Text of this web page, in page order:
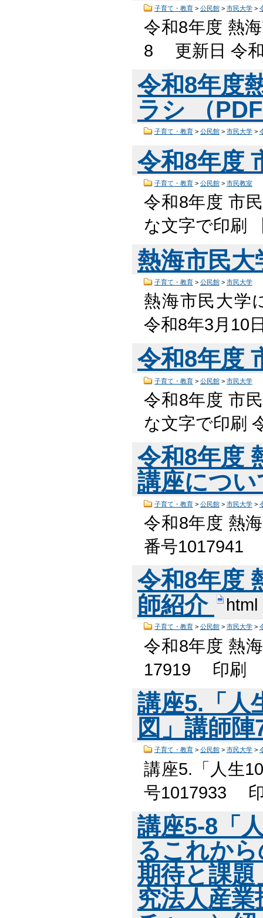
子育て・教育> 公民館> 市民大学>
令和8年度 熱
8 更新日 令
令和8年度
ラシ （
子育て・教育> 公民館> 市民大学>
令和8年度
子育て・教育> 公民館> 市民教室
令和8年度 市
な文字で印刷
熱海市民
子育て・教育> 公民館> 市民大学
熱海市民大
令和8年3月10
令和8年度
子育て・教育> 公民館> 市民大学
令和8年度 市
な文字で印刷
令和8年度
講座につ
子育て・教育> 公民館> 市民大学>
令和8年度 熱
番号1017941
令和8年度
師紹介
html
子育て・教育> 公民館> 市民大学>
令和8年度 熱
17919 印刷
講座5.「人
図」講師
子育て・教育> 公民館> 市民大学>
講座5.「人生
号1017933
講座5-8「
るこれか
期待と課
究法人産